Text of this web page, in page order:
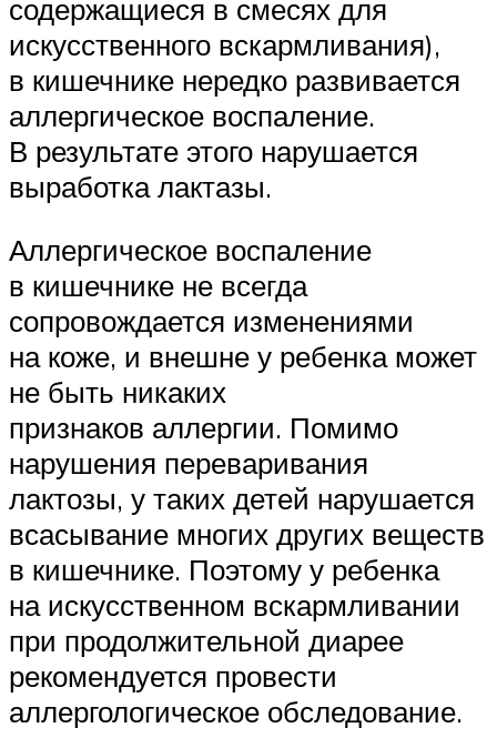
содержащиеся в смесях для
искусственного вскармливания),
в кишечнике нередко развивается
аллергическое воспаление.
В результате этого нарушается
выработка лактазы.
Аллергическое воспаление
в кишечнике не всегда
сопровождается изменениями
на коже, и внешне у ребенка может
не быть никаких
признаков аллергии. Помимо
нарушения переваривания
лактозы, у таких детей нарушается
всасывание многих других веществ
в кишечнике. Поэтому у ребенка
на искусственном вскармливании
при продолжительной диарее
рекомендуется провести
аллергологическое обследование.